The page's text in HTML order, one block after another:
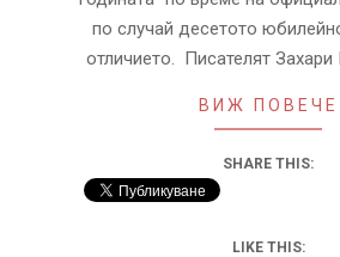
по случай десетото
отличието. Писателят
ВИЖ ПОВЕЧЕ
SHARE THIS:
LIKE THIS: